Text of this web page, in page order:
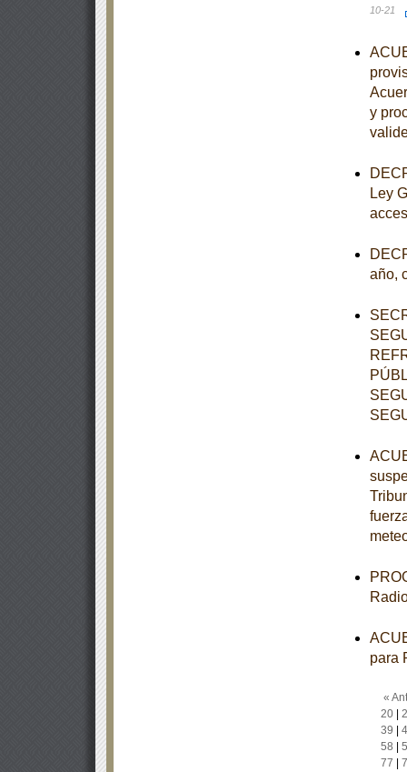
10-21
y
Ley
año,
para
«
20|
39
58
77